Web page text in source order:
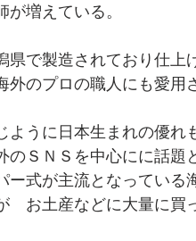
が増えている。
県で製造されており仕上
外のプロの職人にも愛用
ように日本生まれの優れ
のＳＮＳを中心にに話題
ー式が主流となってい
　お土産などに大量に買